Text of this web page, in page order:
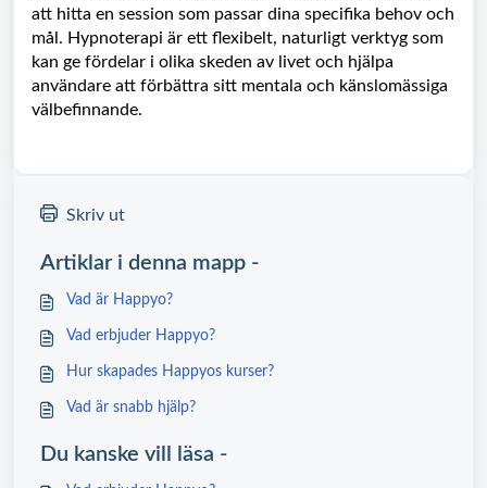
att hitta en session som passar dina specifika behov och
mål. Hypnoterapi är ett flexibelt, naturligt verktyg som
kan ge fördelar i olika skeden av livet och hjälpa
användare att förbättra sitt mentala och känslomässiga
välbefinnande.
Skriv ut
Artiklar i denna mapp -
Vad är Happyo?
Vad erbjuder Happyo?
Hur skapades Happyos kurser?
Vad är snabb hjälp?
Du kanske vill läsa -